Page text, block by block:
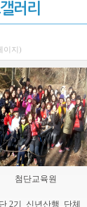
러리
이지)
첨단교육원
2기_신년산행_단체